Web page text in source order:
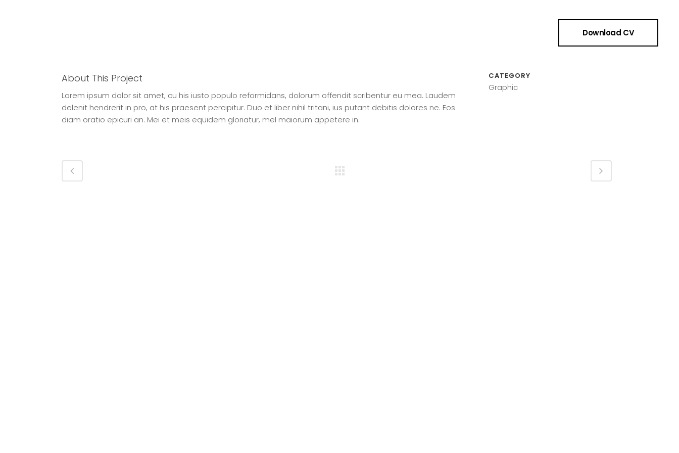
Download CV
About This Project
Lorem ipsum dolor sit amet, cu his iusto populo reformidans, dolorum offendit scribentur eu mea. Laudem
delenit hendrerit in pro, at his praesent percipitur. Duo et liber nihil tritani, ius putant debitis dolores ne. Eos
diam oratio epicuri an. Mei et meis equidem gloriatur, mel maiorum appetere in.
CATEGORY
Graphic